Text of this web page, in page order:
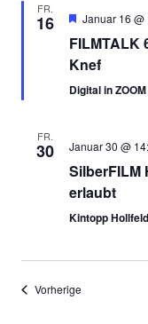
FR.
16 Empfohlen
Januar 16 @
FILMTALK
Knef
Digital in ZOOM
FR.
30 Januar 30 @
SilberFILM
erlaubt
Kintopp Hollfeld
Vorherige